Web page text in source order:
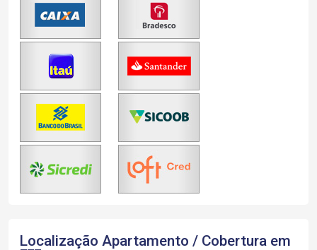
Localização Apartamento / Cobertura em